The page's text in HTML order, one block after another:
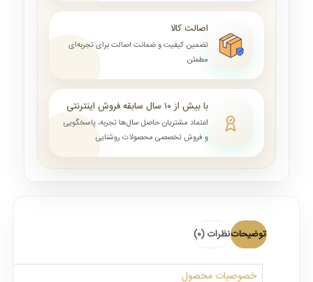
اصالت کالا
تضمین کیفیت و ضمانت اصالت برای تجربه‌ای
مطمئن
با بیش از ۱۰ سال سابقه فروش اینترنتی
اعتماد مشتریان حاصل سال‌ها تجربه، پاسخگویی
و فروش تخصصی محصولات روشنایی
توضیحاتنظرات (0)
خصوصیات محصول